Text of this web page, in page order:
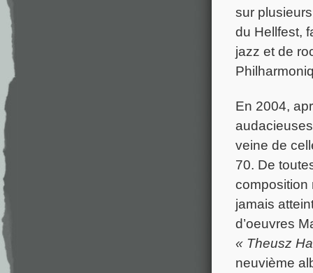
sur
du Hellfest,
jazz et de
En 2004,
veine de
70. De
composition
jamais
d’oeuvres
« Theusz
neuvième